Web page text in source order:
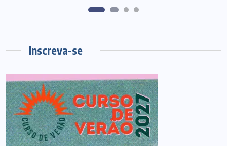
Inscreva-se